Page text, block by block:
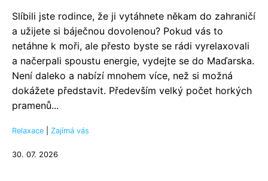
Slíbili jste rodince, že ji vytáhnete někam do zahraničí
a užijete si báječnou dovolenou? Pokud vás to
netáhne k moři, ale přesto byste se rádi vyrelaxovali
a načerpali spoustu energie, vydejte se do Maďarska.
Není daleko a nabízí mnohem více, než si možná
dokážete představit. Především velký počet horkých
pramenů...
Relaxace Zajímá vás
30. 07. 2026